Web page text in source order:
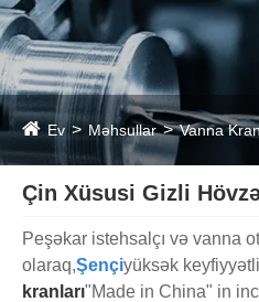
Ev Məhsullar Vanna
Çin Xüsusi Gizli
Peşəkar istehsalçı və vanna
olaraq,Şençiyüksək
kranları"Made in China" in